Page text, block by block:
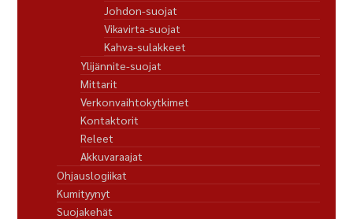
Johdon-suojat
Vikavirta-suojat
Kahva-sulakkeet
Ylijännite-suojat
Mittarit
Verkonvaihtokytkimet
Kontaktorit
Releet
Akkuvaraajat
Ohjauslogiikat
Kumityynyt
Suojakehät